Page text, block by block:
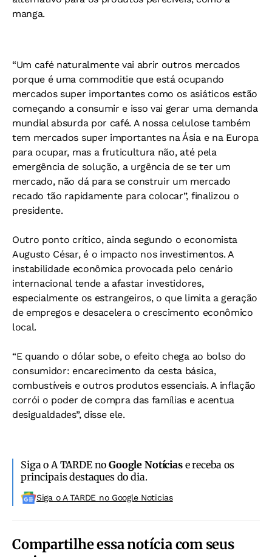
manga.
“Um café naturalmente vai abrir outros mercados
porque é uma commoditie que está ocupando
mercados super importantes como os asiáticos estão
começando a consumir e isso vai gerar uma demanda
mundial absurda por café. A nossa celulose também
tem mercados super importantes na Ásia e na Europa
para ocupar, mas a fruticultura não, até pela
emergência de solução, a urgência de se ter um
mercado, não dá para se construir um mercado
recado tão rapidamente para colocar”, finalizou o
presidente.
Outro ponto crítico, ainda segundo o economista
Augusto César, é o impacto nos investimentos. A
instabilidade econômica provocada pelo cenário
internacional tende a afastar investidores,
especialmente os estrangeiros, o que limita a geração
de empregos e desacelera o crescimento econômico
local.
“E quando o dólar sobe, o efeito chega ao bolso do
consumidor: encarecimento da cesta básica,
combustíveis e outros produtos essenciais. A inflação
corrói o poder de compra das famílias e acentua
desigualdades”, disse ele.
Siga o A TARDE noGoogle Notíciase receba os
principais destaques do dia.
Siga o A TARDE no Google Noticias
Compartilhe essa notícia com seus